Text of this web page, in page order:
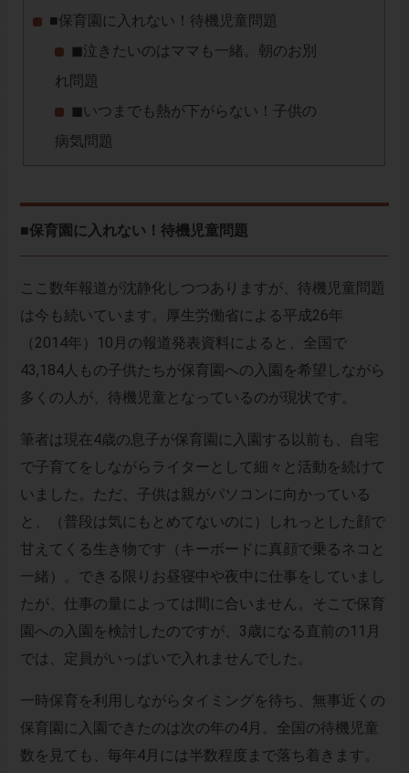
■保育園に入れない！待機児童問題
◼︎泣きたいのはママも一緒。朝のお別
れ問題
◼︎いつまでも熱が下がらない！子供の
病気問題
■保育園に入れない！待機児童問題
ここ数年報道が沈静化しつつありますが、待機児童問題
は今も続いています。厚生労働省による平成26年
（2014年）10月の報道発表資料によると、全国で
43,184人もの子供たちが保育園への入園を希望しながら
多くの人が、待機児童となっているのが現状です。
筆者は現在4歳の息子が保育園に入園する以前も、自宅
で子育てをしながらライターとして細々と活動を続けて
いました。ただ、子供は親がパソコンに向かっている
と、（普段は気にもとめてないのに）しれっとした顔で
甘えてくる生き物です（キーボードに真顔で乗るネコと
一緒）。できる限りお昼寝中や夜中に仕事をしていまし
たが、仕事の量によっては間に合いません。そこで保育
園への入園を検討したのですが、3歳になる直前の11月
では、定員がいっぱいで入れませんでした。
一時保育を利用しながらタイミングを待ち、無事近くの
保育園に入園できたのは次の年の4月。全国の待機児童
数を見ても、毎年4月には半数程度まで落ち着きます。